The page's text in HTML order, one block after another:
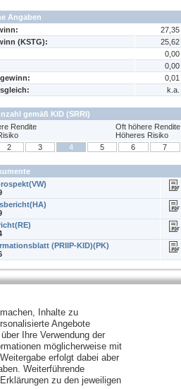
Inhalte zu
Angebote
Ihre Verwendung der
möglicherweise mit
erfolgt dabei aber
Weiterführende
zu den jeweiligen
Angaben
27,35
(KSTG):
25,62
0,00
0,00
0,01
k.a.
gemäß KID(SRRI)
Oft höhere Rendite
Höheres Risiko
Rendite
2 3 4 5 6 7
(PRIIP-KID)(PK)